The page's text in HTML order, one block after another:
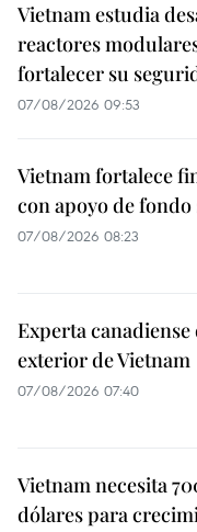
Vietnam estudia
reactores
fortalecer su
07/08/2026 09:53
Vietnam fortalece
con apoyo de fondo
07/08/2026 08:23
Experta
exterior de Vietnam
07/08/2026 07:40
Vietnam necesita
dólares para